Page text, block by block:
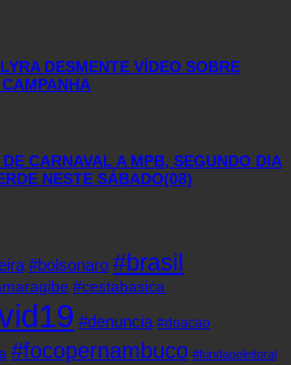
DESMENTE VÍDEO SOBRE
CARNAVAL A MPB, SEGUNDO DIA
NESTE SÁBADO(08)
#bolsonaro #brasil
#cestabasica
#denuncia #doacao
#focopernambuco #fundaoeleitoral